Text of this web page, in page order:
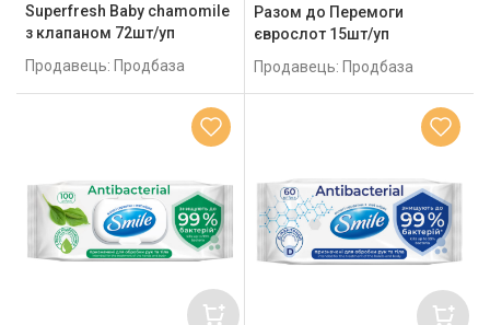
Superfresh Baby chamomile
з клапаном 72шт/уп
Продавець: Продбаза
Разом до Перемоги
єврослот 15шт/уп
Продавець: Продбаза